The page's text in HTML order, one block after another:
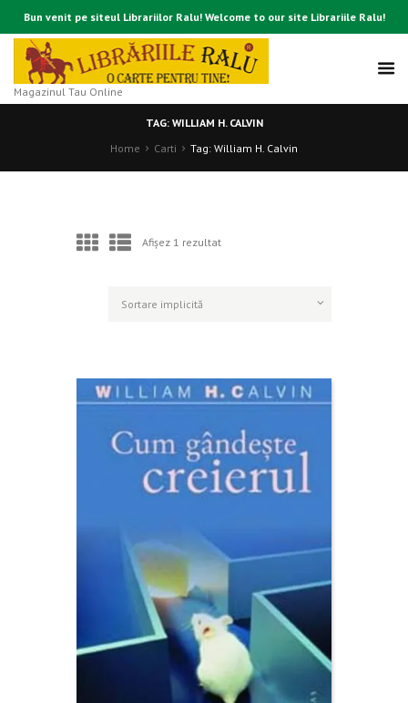
Bun venit pe siteul Librariilor Ralu! Welcome to our site Librariile Ralu!
Magazinul Tau Online
TAG: WILLIAM H. CALVIN
Home
Carti Tag: William H. Calvin
Afișez 1 rezultat